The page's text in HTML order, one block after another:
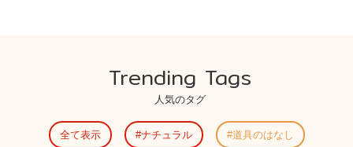
Trending Tags
人気のタグ
全て表示 ナチュラル 道具のはなし